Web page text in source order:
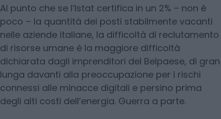
Al punto che se l’Istat certifica in un 2% – non è
poco – la quantità dei posti stabilmente vacanti
nelle aziende italiane, la difficoltà di reclutamento
di risorse umane è la maggiore difficoltà
dichiarata dagli imprenditori del Belpaese, di gran
lunga davanti alla preoccupazione per i rischi
connessi alle minacce digitali e persino prima
degli alti costi dell’energia. Guerra a parte.